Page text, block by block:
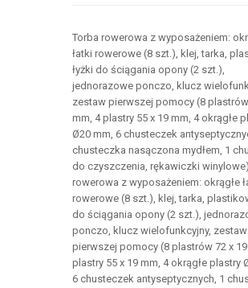
Torba rowerowa z wyposażeniem:
łatki rowerowe (8 szt.), klej, tarka,
łyżki do ściągania opony (2 szt.),
jednorazowe ponczo, klucz
zestaw pierwszej pomocy (8
mm, 4 plastry 55 x 19 mm, 4 okrągłe
Ø20 mm, 6 chusteczek
chusteczka nasączona mydłem, 1
do czyszczenia, rękawiczki
rowerowa z wyposażeniem: okrągłe
rowerowe (8 szt.), klej, tarka,
do ściągania opony (2 szt.),
ponczo, klucz wielofunkcyjny, zestaw
pierwszej pomocy (8 plastrów 72 x
plastry 55 x 19 mm, 4 okrągłe plastry
6 chusteczek antyseptycznych, 1